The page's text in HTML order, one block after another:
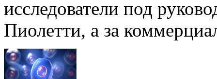
исследователи под
Пиолетти, а за